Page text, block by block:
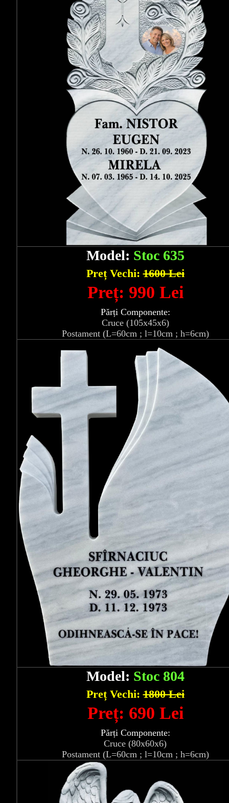
Model: Stoc 635
Preț Vechi:1600 Lei
Preț: 990 Lei
Părți Componente:
Cruce (105x45x6)
Postament (L=60cm ; l=10cm ; h=6cm)
Model: Stoc 804
Preț Vechi:1800 Lei
Preț: 690 Lei
Părți Componente:
Cruce (80x60x6)
Postament (L=60cm ; l=10cm ; h=6cm)